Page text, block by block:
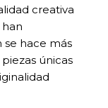
creativa
se hace más
únicas